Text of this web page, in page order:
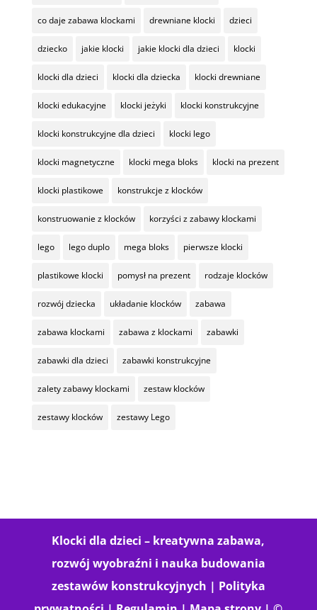
co daje zabawa klockami drewniane klocki dzieci
dziecko jakie klocki jakie klocki dla dzieci klocki
klocki dla dzieci klocki dla dziecka klocki drewniane
klocki edukacyjne klocki jeżyki klocki konstrukcyjne
klocki konstrukcyjne dla dzieci klocki lego
klocki magnetyczne klocki mega bloks klocki na prezent
klocki plastikowe konstrukcje z klocków
konstruowanie z klocków korzyści z zabawy klockami
lego lego duplo mega bloks pierwsze klocki
plastikowe klocki pomysł na prezent rodzaje klocków
rozwój dziecka układanie klocków zabawa
zabawa klockami zabawa z klockami zabawki
zabawki dla dzieci zabawki konstrukcyjne
zalety zabawy klockami zestaw klocków
zestawy klocków zestawy Lego
Klocki dla dzieci – kreatywna zabawa,
rozwój wyobraźni i nauka budowania
zestawów konstrukcyjnych | Polityka